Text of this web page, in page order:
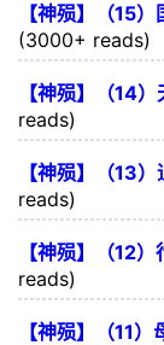
【神殒】（15
(3000+ reads)
【神殒】（14
reads)
【神殒】（13
reads)
【神殒】（12
reads)
【神殒】（11